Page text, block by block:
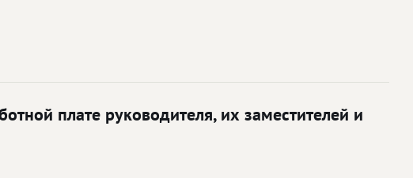
плате руководителя, их заместителей и